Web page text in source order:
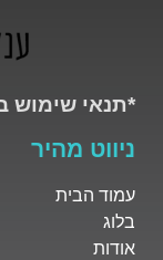
*תנאי שימוש
ניווט מהיר
עמוד הבית
בלוג
אודות